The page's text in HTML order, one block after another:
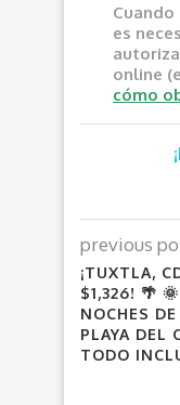
Cuando
es
online
cómo
previous
¡TUXTLA,
$1,326! 🌴
NOCHES
PLAYA DEL
TODO